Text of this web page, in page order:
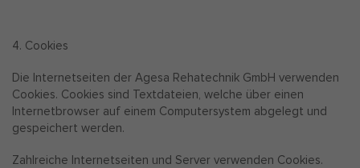
4. Cookies
Die Internetseiten der Agesa Rehatechnik GmbH verwenden
Cookies. Cookies sind Textdateien, welche über einen
Internetbrowser auf einem Computersystem abgelegt und
gespeichert werden.
Zahlreiche Internetseiten und Server verwenden Cookies.